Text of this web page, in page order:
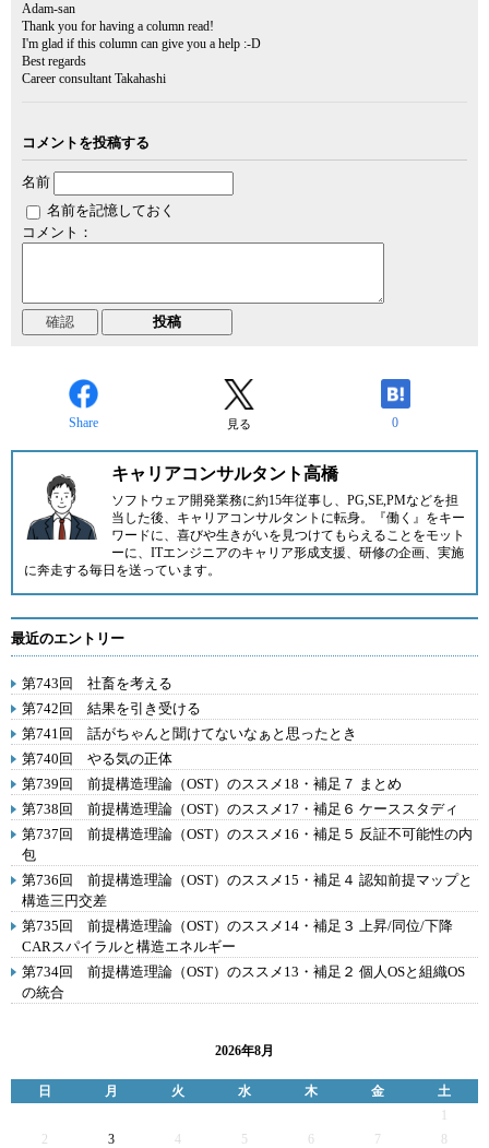
Adam-san
Thank you for having a column read!
I'm glad if this column can give you a help :-D
Best regards
Career consultant Takahashi
コメントを投稿する
名前
名前を記憶しておく
コメント：
Share 見る 0
キャリアコンサルタント高橋
ソフトウェア開発業務に約15年従事し、PG,SE,PMなどを担
当した後、キャリアコンサルタントに転身。『働く』をキー
ワードに、喜びや生きがいを見つけてもらえることをモット
ーに、ITエンジニアのキャリア形成支援、研修の企画、実施
に奔走する毎日を送っています。
最近のエントリー
第743回 社畜を考える
第742回 結果を引き受ける
第741回 話がちゃんと聞けてないなぁと思ったとき
第740回 やる気の正体
第739回 前提構造理論（OST）のススメ18・補足７ まとめ
第738回 前提構造理論（OST）のススメ17・補足６ ケーススタディ
第737回 前提構造理論（OST）のススメ16・補足５ 反証不可能性の内
包
第736回 前提構造理論（OST）のススメ15・補足４ 認知前提マップと
構造三円交差
第735回 前提構造理論（OST）のススメ14・補足３ 上昇/同位/下降
CARスパイラルと構造エネルギー
第734回 前提構造理論（OST）のススメ13・補足２ 個人OSと組織OS
の統合
2026年8月
日 月 火 水 木 金
土
2
3 4 5 6 7